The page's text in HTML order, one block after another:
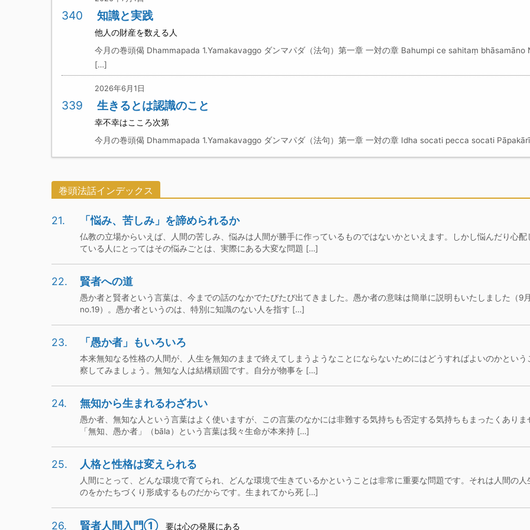
340 知識と実践
他人の財産を数える人
今月の巻頭偈 Dhammapada 1.Yamakavaggo ダンマパダ（法句）第一章 一対の章 Bahumpi ce sahitaṃ bhāsamāno
[…]
2026年6月1日
339 生きるとは認識のこと
幸不幸はこころ次第
今月の巻頭偈 Dhammapada 1.Yamakavaggo ダンマパダ（法句）第一章 一対の章 Idha socati pecca socati
巻頭法話インデックス
21. 「悩み、苦しみ」を諦められるか
仏教の立場からいえば、人間の苦しみ、悩みは人間が勝手に作っているものではないかといえます。しかし悩んだり心配
ている人にとってはその悩みごとは、実際にある大変な問題 […]
22. 賢者への道
愚か者と賢者という言葉は、今までの話のなかでたびたび出てきました。愚か者の意味は簡単に説明もいたしました（9
no.19）。愚か者というのは、特別に知識のない人を指す […]
23. 「愚か者」もいろいろ
本来無知なる性格の人間が、人生を無知のままで終えてしまうようなことにならないためにはどうすればよいのかという
察してみましょう。無知な人は結構頑固です。自分が物事を […]
24. 無知から生まれるわざわい
愚か者、無知な人という言葉はよく使いますが、この言葉のなかには非難する気持ちも否定する気持ちもまったくありま
「無知、愚か者」（bāla）という言葉は我々生命が本来持 […]
25. 人格と性格は変えられる
人間にとって、どんな環境で育てられ、どんな環境で生きているかということは非常に重要な問題です。それは人間の人
のをかたちづくり形成するものだからです。生まれてから死 […]
26. 賢者人間入門① 要は心の発展にある